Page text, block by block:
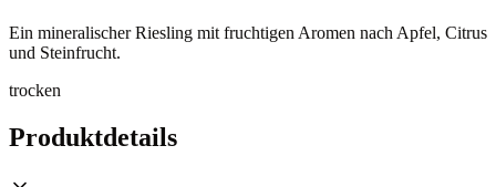
Ein mineralischer Riesling mit fruchtigen Aromen nach Apfel, Citrus
und Steinfrucht.
trocken
Produktdetails